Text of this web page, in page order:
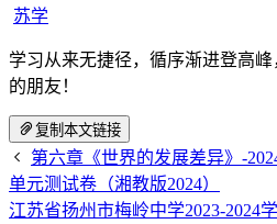
苏学
学习从来无捷径，循序渐进登高
的朋友！
复制本文链接
第六章《世界的发展差异》-
单元测试卷（湘教版2024）
江苏省扬州市梅岭中学2023-2024